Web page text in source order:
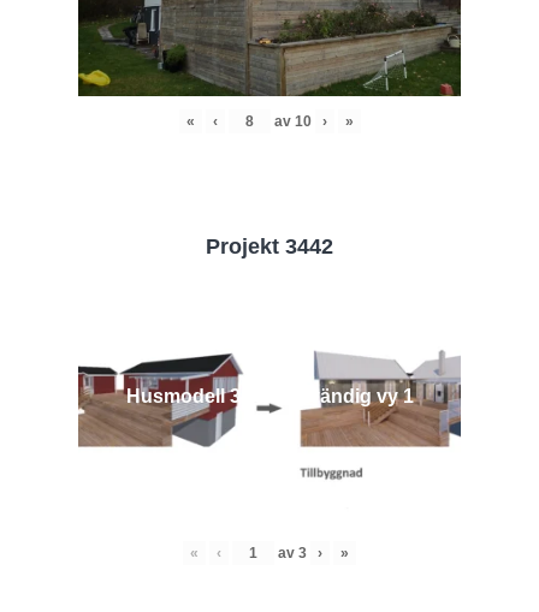
« ‹ av 10 › »
Projekt 3442
Husmodell 3442 - Utvändig vy 1
« ‹ av 3 › »